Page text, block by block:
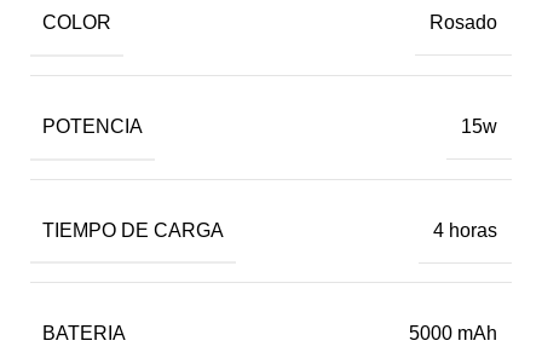
COLOR Rosado
POTENCIA 15w
TIEMPO DE CARGA 4 horas
BATERIA 5000 mAh